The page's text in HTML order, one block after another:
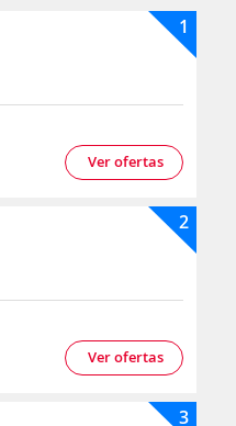
1
Ver ofertas
2
Ver ofertas
3